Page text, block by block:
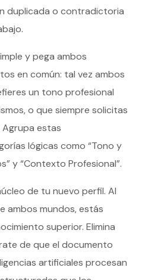
duplicada o contradictoria
y pega ambos
en común: tal vez ambos
un tono profesional
o que siempre solicitas
estas
lógicas como “Tono y
y “Contexto Profesional”.
de tu nuevo perfil. Al
ambos mundos, estás
superior. Elimina
de que el documento
artificiales procesan